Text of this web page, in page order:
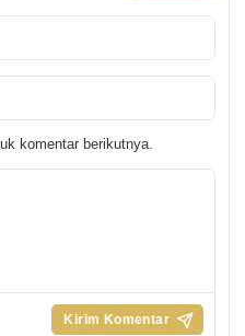
komentar berikutnya.